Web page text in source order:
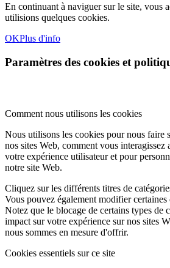
En continuant à naviguer sur le site, vous
utilisions quelques cookies.
OKPlus d'info
Paramètres des cookies et
Comment nous utilisons les cookies
Nous utilisons les cookies pour nous faire
nos sites Web, comment vous
votre expérience utilisateur et pour
notre site Web.
Cliquez sur les différents titres de
Vous pouvez également modifier certaines
Notez que le blocage de certains types de
impact sur votre expérience sur nos sites
nous sommes en mesure d'offrir.
Cookies essentiels sur ce site